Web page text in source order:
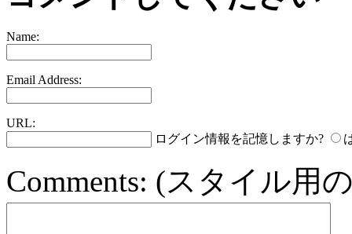
Name:
Email Address:
URL:
ログイン情報を記憶しますか?
Comments: (スタイル用